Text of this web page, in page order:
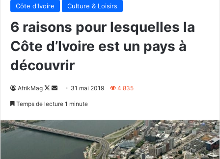
Côte d'Ivoire Culture & Loisirs
6 raisons pour lesquelles la
Côte d’Ivoire est un pays à
découvrir
AfrikMag
Follow
Envoyer31 mai 2019 4 835
Temps de lecture 1 minute